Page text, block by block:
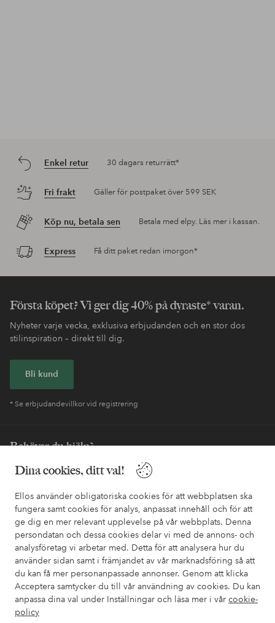
Dina cookies, ditt val!
Ellos använder obligatoriska cookies för att webbplatsen ska
fungera samt cookies för analys, anpassat innehåll och för att
ge dig en mer relevant upplevelse på vår webbplats. Denna
persondatan och dessa cookies delar vi med de annons- och
analysföretag vi arbetar med. Detta för att analysera hur du
använder sidan samt i främjandet av vår marknadsföring så att
du kan få mer personanpassade annonser. Genom att klicka
Acceptera samtycker du till vår användning av cookies. Du kan
anpassa dina val under Inställningar och läsa mer i vår cookie-
policy
Enkel retur 30 dagars returrätt*
Fri frakt Gäller för postpaket över 599 SEK
Köp nu, betala sen Betala med elpy. Läs mer i kassan.
Express Få ditt paket redan imorgon*
Första köpet? Vi ger dig 40% på dyraste* varan.
Nyheter varje vecka, exklusiva erbjudanden och en stor dos
stilinspiration – direkt till dig.
Bli kund
* Se erbjudandevillkor vid registrering
Behöver du hjälp?
I vår FAQ hittar du svaren på de vanligaste frågorna. Här finns
också information om hur du enklast kontaktar oss.
Kundservice Beställning Betalsätt
Mina sidor
Om Ellos